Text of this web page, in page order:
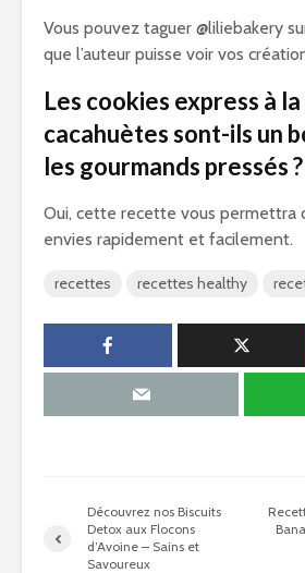
Vous pouvez taguer @liliebakery
que l’auteur puisse voir vos
Les cookies express à
cacahuètes sont-ils un
les gourmands pressés ?
Oui, cette recette vous permettra
envies rapidement et facilement.
recettes recettes healthy
Découvrez nos Biscuits
Detox aux Flocons
d’Avoine – Sains et
Savoureux